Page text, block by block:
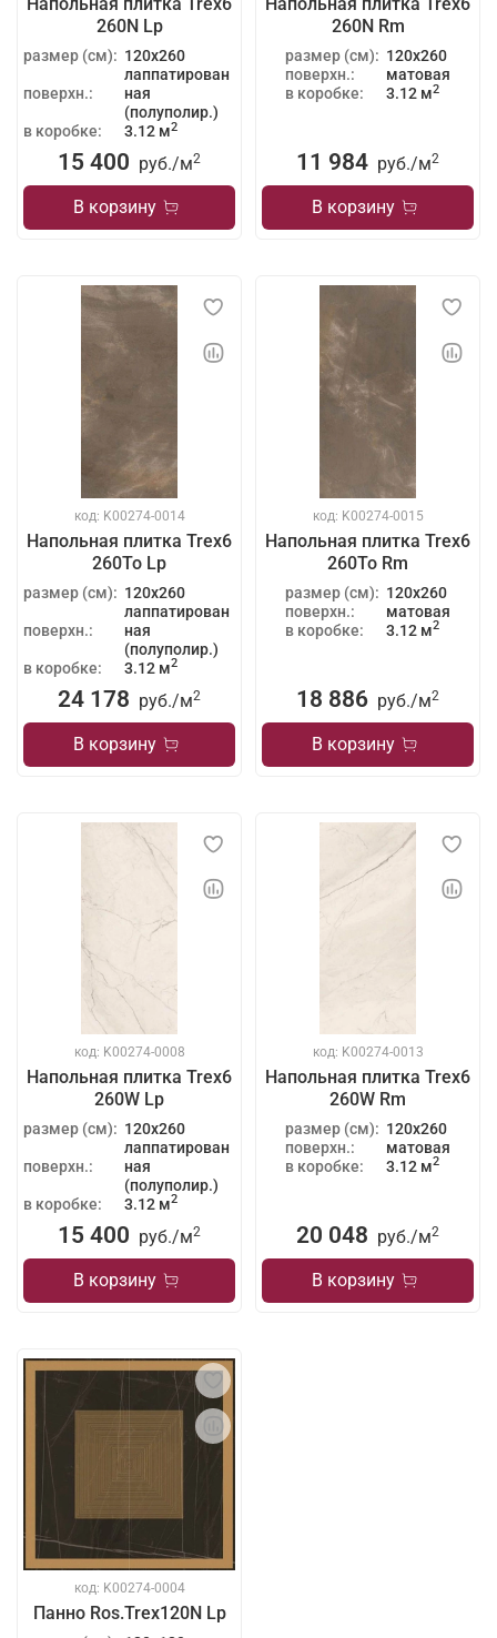
260N Lp
размер (см): 120x260
поверхн.:
лаппатирован
ная
(полуполир.)
в коробке:
3.12 м2
15 400 руб./м2
В корзину
260N Rm
размер (см): 120x260
поверхн.:
матовая
в коробке:
3.12 м2
11 984 руб./м2
В корзину
код: K00274-0014
Напольная плитка Trex6
260To Lp
размер (см): 120x260
поверхн.:
лаппатирован
ная
(полуполир.)
в коробке:
3.12 м2
24 178 руб./м2
В корзину
код: K00274-0015
Напольная плитка Trex6
260To Rm
размер (см): 120x260
поверхн.:
матовая
в коробке:
3.12 м2
18 886 руб./м2
В корзину
код: K00274-0008
Напольная плитка Trex6
260W Lp
размер (см): 120x260
поверхн.:
лаппатирован
ная
(полуполир.)
в коробке:
3.12 м2
15 400 руб./м2
В корзину
код: K00274-0013
Напольная плитка Trex6
260W Rm
размер (см): 120x260
поверхн.:
матовая
в коробке:
3.12 м2
20 048 руб./м2
В корзину
код: K00274-0004
Панно Ros.Trex120N Lp